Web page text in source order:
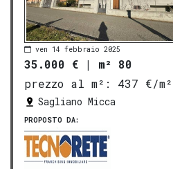
ven 14 febbraio 2025
35.000 € | m² 80
prezzo al m²:
437 €/m²
Sagliano Micca
PROPOSTO DA: